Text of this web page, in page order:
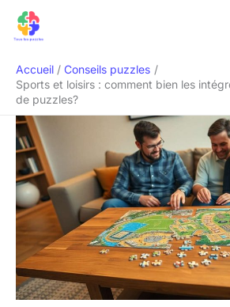
Accueil
Conseils puzzles
Sports et loisirs : comment bien les
de puzzles?
Rechercher